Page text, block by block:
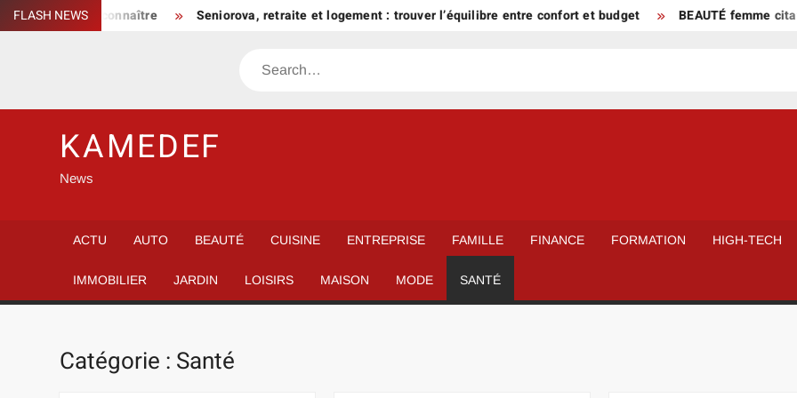
Skip
to
FLASH NEWS
à connaître Seniorova, retraite et logement : trouver l’équilibre entre confort et budget BEAUTÉ femme citation et
Search
KAMEDEF
News
ACTU AUTO BEAUTÉ CUISINE ENTREPRISE FAMILLE FINANCE FORMATION HIGH-TECH
IMMOBILIER JARDIN LOISIRS MAISON MODE SANTÉ
Catégorie : Santé